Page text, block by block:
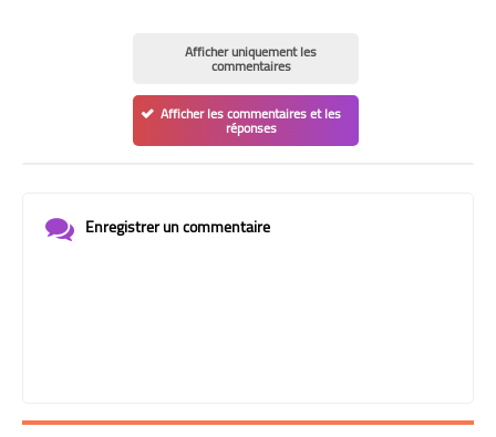
Afficher uniquement les
commentaires
Afficher les commentaires et les
réponses
Enregistrer un commentaire